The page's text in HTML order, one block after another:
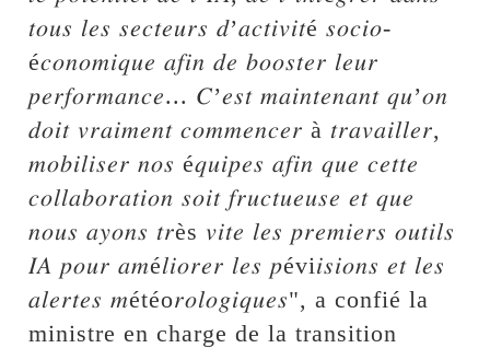
𝑡𝑜𝑢𝑠 𝑙𝑒𝑠 𝑠𝑒𝑐𝑡𝑒𝑢𝑟𝑠 𝑑’𝑎𝑐𝑡𝑖𝑣𝑖𝑡é 𝑠𝑜𝑐𝑖𝑜-
é𝑐𝑜𝑛𝑜𝑚𝑖𝑞𝑢𝑒 𝑎𝑓𝑖𝑛 𝑑𝑒 𝑏𝑜𝑜𝑠𝑡𝑒𝑟 𝑙𝑒𝑢𝑟
𝑝𝑒𝑟𝑓𝑜𝑟𝑚𝑎𝑛𝑐𝑒... 𝐶’𝑒𝑠𝑡 𝑚𝑎𝑖𝑛𝑡𝑒𝑛𝑎𝑛𝑡 𝑞𝑢’𝑜𝑛
𝑑𝑜𝑖𝑡 𝑣𝑟𝑎𝑖𝑚𝑒𝑛𝑡 𝑐𝑜𝑚𝑚𝑒𝑛𝑐𝑒𝑟 à 𝑡𝑟𝑎𝑣𝑎𝑖𝑙𝑙𝑒𝑟,
𝑚𝑜𝑏𝑖𝑙𝑖𝑠𝑒𝑟 𝑛𝑜𝑠 é𝑞𝑢𝑖𝑝𝑒𝑠 𝑎𝑓𝑖𝑛 𝑞𝑢𝑒 𝑐𝑒𝑡𝑡𝑒
𝑐𝑜𝑙𝑙𝑎𝑏𝑜𝑟𝑎𝑡𝑖𝑜𝑛 𝑠𝑜𝑖𝑡 𝑓𝑟𝑢𝑐𝑡𝑢𝑒𝑢𝑠𝑒 𝑒𝑡 𝑞𝑢𝑒
𝑛𝑜𝑢𝑠 𝑎𝑦𝑜𝑛𝑠 𝑡𝑟ès 𝑣𝑖𝑡𝑒 𝑙𝑒𝑠 𝑝𝑟𝑒𝑚𝑖𝑒𝑟𝑠 𝑜𝑢𝑡𝑖𝑙𝑠
𝐼𝐴 𝑝𝑜𝑢𝑟 𝑎𝑚é𝑙𝑖𝑜𝑟𝑒𝑟 𝑙𝑒𝑠 𝑝évi𝑖𝑠𝑖𝑜𝑛𝑠 𝑒𝑡 𝑙𝑒𝑠
𝑎𝑙𝑒𝑟𝑡𝑒𝑠 𝑚étéo𝑟𝑜𝑙𝑜𝑔𝑖𝑞𝑢𝑒𝑠", a confié la
ministre en charge de la transition